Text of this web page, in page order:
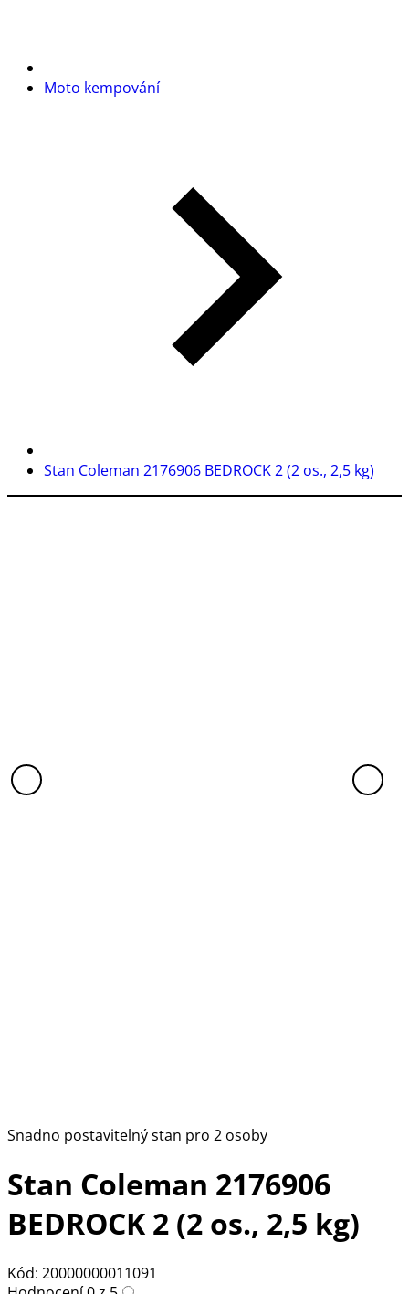
Moto kempování
Stan Coleman 2176906 BEDROCK 2 (2 os., 2,5 kg)
Snadno postavitelný stan pro 2 osoby
Stan Coleman 2176906
BEDROCK 2 (2 os., 2,5 kg)
Kód: 20000000011091